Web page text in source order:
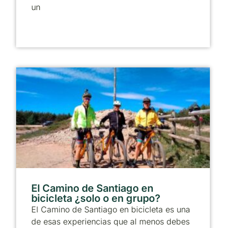
un
El Camino de Santiago en
bicicleta ¿solo o en grupo?
El Camino de Santiago en bicicleta es una
de esas experiencias que al menos debes